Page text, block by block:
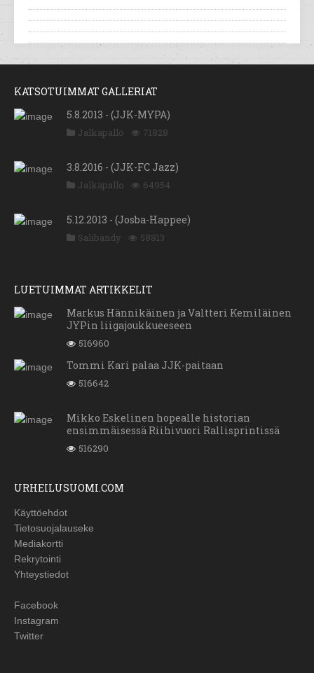
KATSOTUIMMAT GALLERIAT
5.8.2013 - (JJK-MYPA)
Jalkapallo 71828
3.8.2016 - (JJK-FC Jazz)
Jalkapallo 64954
5.12.2013 - (Josba-Happee)
Salibandy 58813
LUETUIMMAT ARTIKKELIT
Markus Hännikäinen ja Valtteri Kemiläinen
JYPin liigajoukkueeseen
516960
Tommi Kari palaa JJK-paitaan
516642
Mikko Eskelinen hopealle historian
ensimmäisessä Riihivuori Rallisprintissä
516290
URHEILUSUOMI.COM
Käyttöehdot
Tietosuojalauseke
Mediakortti
Rekrytointi
Yhteystiedot
Facebook
Instagram
Twitter